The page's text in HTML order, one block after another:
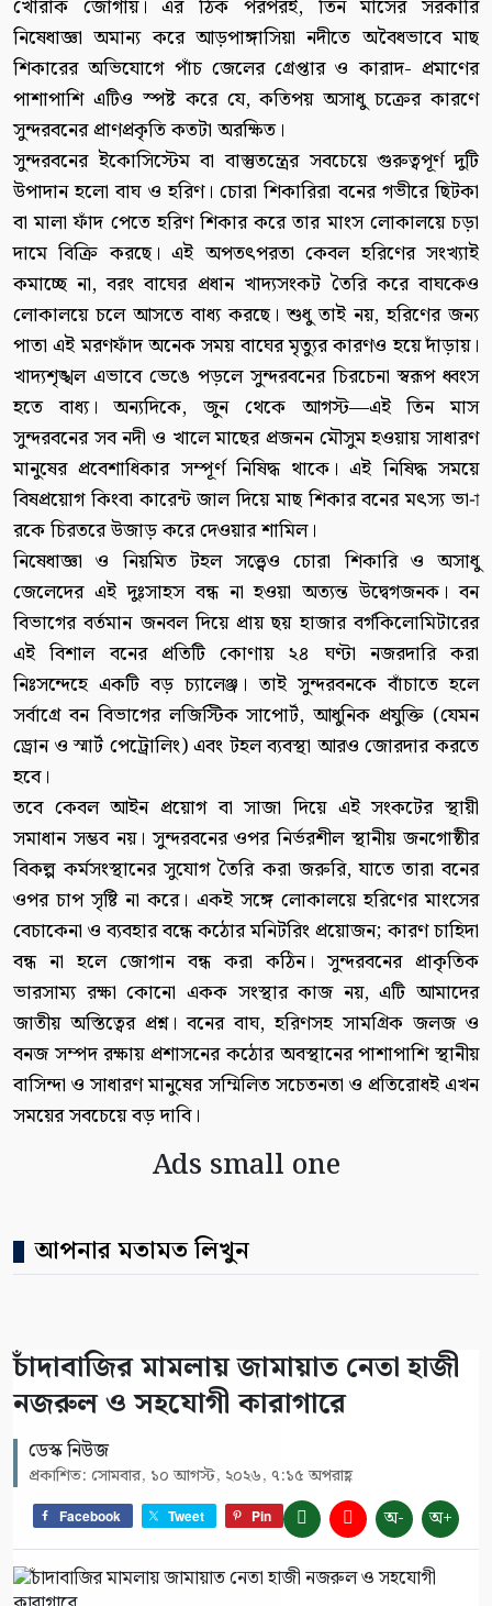
খোরাক জোগায়। এর ঠিক পরপরই, তিন মাসের সরকারি
নিষেধাজ্ঞা অমান্য করে আড়পাঙ্গাসিয়া নদীতে অবৈধভাবে মাছ
শিকারের অভিযোগে পাঁচ জেলের গ্রেপ্তার ও কারাদ- প্রমাণের
পাশাপাশি এটিও স্পষ্ট করে যে, কতিপয় অসাধু চক্রের কারণে
সুন্দরবনের প্রাণপ্রকৃতি কতটা অরক্ষিত।
সুন্দরবনের ইকোসিস্টেম বা বাস্তুতন্ত্রের সবচেয়ে গুরুত্বপূর্ণ দুটি
উপাদান হলো বাঘ ও হরিণ। চোরা শিকারিরা বনের গভীরে ছিটকা
বা মালা ফাঁদ পেতে হরিণ শিকার করে তার মাংস লোকালয়ে চড়া
দামে বিক্রি করছে। এই অপতৎপরতা কেবল হরিণের সংখ্যাই
কমাচ্ছে না, বরং বাঘের প্রধান খাদ্যসংকট তৈরি করে বাঘকেও
লোকালয়ে চলে আসতে বাধ্য করছে। শুধু তাই নয়, হরিণের জন্য
পাতা এই মরণফাঁদ অনেক সময় বাঘের মৃত্যুর কারণও হয়ে দাঁড়ায়।
খাদ্যশৃঙ্খল এভাবে ভেঙে পড়লে সুন্দরবনের চিরচেনা স্বরূপ ধ্বংস
হতে বাধ্য। অন্যদিকে, জুন থেকে আগস্ট—এই তিন মাস
সুন্দরবনের সব নদী ও খালে মাছের প্রজনন মৌসুম হওয়ায় সাধারণ
মানুষের প্রবেশাধিকার সম্পূর্ণ নিষিদ্ধ থাকে। এই নিষিদ্ধ সময়ে
বিষপ্রয়োগ কিংবা কারেন্ট জাল দিয়ে মাছ শিকার বনের মৎস্য ভা-া
রকে চিরতরে উজাড় করে দেওয়ার শামিল।
নিষেধাজ্ঞা ও নিয়মিত টহল সত্ত্বেও চোরা শিকারি ও অসাধু
জেলেদের এই দুঃসাহস বন্ধ না হওয়া অত্যন্ত উদ্বেগজনক। বন
বিভাগের বর্তমান জনবল দিয়ে প্রায় ছয় হাজার বর্গকিলোমিটারের
এই বিশাল বনের প্রতিটি কোণায় ২৪ ঘণ্টা নজরদারি করা
নিঃসন্দেহে একটি বড় চ্যালেঞ্জ। তাই সুন্দরবনকে বাঁচাতে হলে
সর্বাগ্রে বন বিভাগের লজিস্টিক সাপোর্ট, আধুনিক প্রযুক্তি (যেমন
ড্রোন ও স্মার্ট পেট্রোলিং) এবং টহল ব্যবস্থা আরও জোরদার করতে
হবে।
তবে কেবল আইন প্রয়োগ বা সাজা দিয়ে এই সংকটের স্থায়ী
সমাধান সম্ভব নয়। সুন্দরবনের ওপর নির্ভরশীল স্থানীয় জনগোষ্ঠীর
বিকল্প কর্মসংস্থানের সুযোগ তৈরি করা জরুরি, যাতে তারা বনের
ওপর চাপ সৃষ্টি না করে। একই সঙ্গে লোকালয়ে হরিণের মাংসের
বেচাকেনা ও ব্যবহার বন্ধে কঠোর মনিটরিং প্রয়োজন; কারণ চাহিদা
বন্ধ না হলে জোগান বন্ধ করা কঠিন। সুন্দরবনের প্রাকৃতিক
ভারসাম্য রক্ষা কোনো একক সংস্থার কাজ নয়, এটি আমাদের
জাতীয় অস্তিত্বের প্রশ্ন। বনের বাঘ, হরিণসহ সামগ্রিক জলজ ও
বনজ সম্পদ রক্ষায় প্রশাসনের কঠোর অবস্থানের পাশাপাশি স্থানীয়
বাসিন্দা ও সাধারণ মানুষের সম্মিলিত সচেতনতা ও প্রতিরোধই এখন
সময়ের সবচেয়ে বড় দাবি।
Ads small one
আপনার মতামত লিখুন
চাঁদাবাজির মামলায় জামায়াত নেতা হাজী
নজরুল ও সহযোগী কারাগারে
ডেস্ক নিউজ
প্রকাশিত: সোমবার, ১০ আগস্ট, ২০২৬, ৭:১৫ অপরাহ্ণ
Facebook Tweet Pin অ- অ+